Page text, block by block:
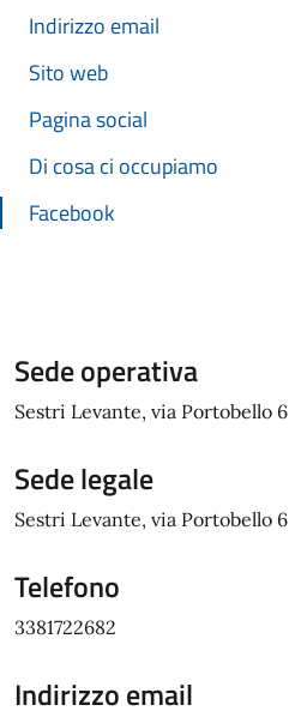
Indirizzo email
Sito web
Pagina social
Di cosa ci occupiamo
Facebook
Sede operativa
Sestri Levante, via Portobello 6
Sede legale
Sestri Levante, via Portobello 6
Telefono
3381722682
Indirizzo email